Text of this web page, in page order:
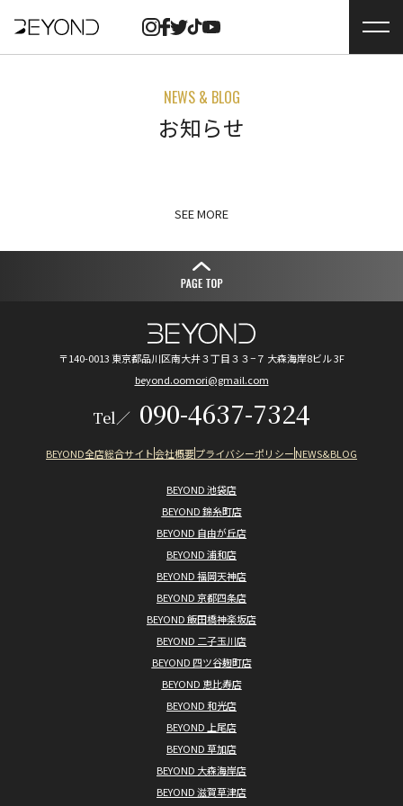
NEWS & BLOG
お知らせ
SEE MORE
〒140-0013 東京都品川区南大井３丁目３３−７ 大森海岸8ビル 3F
beyond.oomori@gmail.com
Tel／ 090-4637-7324
BEYOND全店総合サイト会社概要プライバシーポリシーNEWS&BLOG
BEYOND 池袋店
BEYOND 錦糸町店
BEYOND 自由が丘店
BEYOND 浦和店
BEYOND 福岡天神店
BEYOND 京都四条店
BEYOND 飯田橋神楽坂店
BEYOND 二子玉川店
BEYOND 四ツ谷麹町店
BEYOND 恵比寿店
BEYOND 和光店
BEYOND 上尾店
BEYOND 草加店
BEYOND 大森海岸店
BEYOND 滋賀草津店